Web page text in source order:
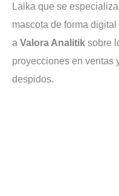
Laika que se
mascota de forma
a Valora Analitik sobre
proyecciones en ventas
despidos.